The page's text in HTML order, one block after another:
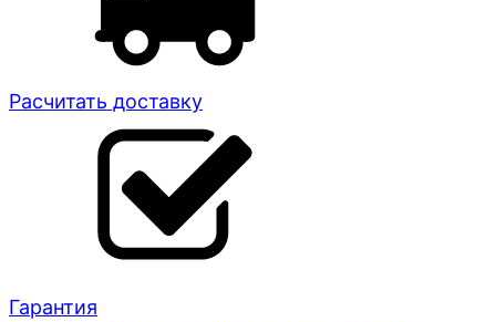
Расчитать доставку
Гарантия